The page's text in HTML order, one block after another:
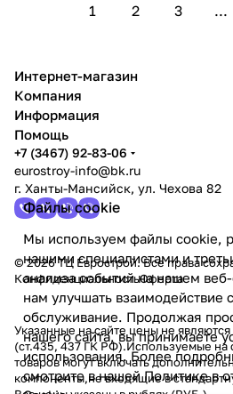
1 2 3 ...
Файлы cookie
Мы используем файлы cookie,
нашими специалистами и
анализа событий на нашем
нам улучшать взаимодействие
обслуживание. Продолжая
нашего сайта, вы принимаете
использования. Более
смотрите в нашейПолитике в
Интернет-магазин
Компания
Информация
Помощь
+7 (3467) 92-83-06
eurostroy-info@bk.ru
г. Ханты-Мансийск, ул. Чехова 82
© 2026 ТЦ Еврострой. Все права
КонфиденциальностьОферта
Указанные на сайте цены не
(ст.435, 437 ГК РФ).Используемые на
товаров могут включать
компоненты,не входящие в